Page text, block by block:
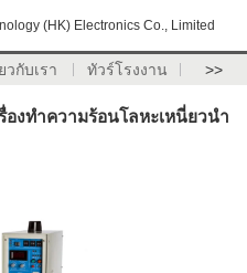
(HK) Electronics Co., Limited
วกับเรา ทัวร์โรงงาน >>
องทำความร้อนโลหะเหนี่ยวนำ